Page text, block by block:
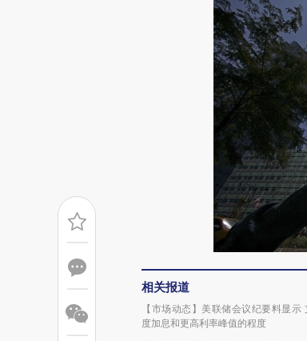
相关报道
【市场动态】美联储会议纪要料显示
度加息和更高利率峰值的程度